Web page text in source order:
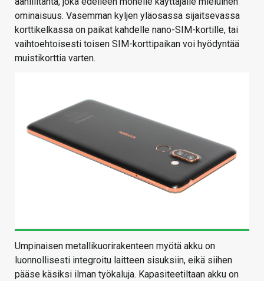
ominaisuus. Vasemman kyljen yläosassa sijaitsevassa
korttikelkassa on paikat kahdelle nano-SIM-kortille, tai
vaihtoehtoisesti toisen SIM-korttipaikan voi hyödyntää
muistikorttia varten.
Umpinaisen metallikuorirakenteen myötä akku on
luonnollisesti integroitu laitteen sisuksiin, eikä siihen
pääse käsiksi ilman työkaluja. Kapasiteetiltaan akku on